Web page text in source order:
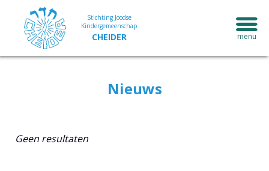
Stichting Joodse
Kindergemeenschap
CHEIDER
Nieuws
Geen resultaten